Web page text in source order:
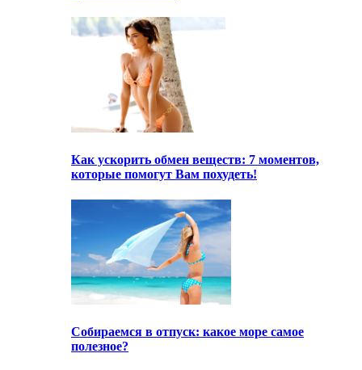
Как ускорить обмен веществ: 7 моментов,
которые помогут Вам похудеть!
Собираемся в отпуск: какое море самое
полезное?